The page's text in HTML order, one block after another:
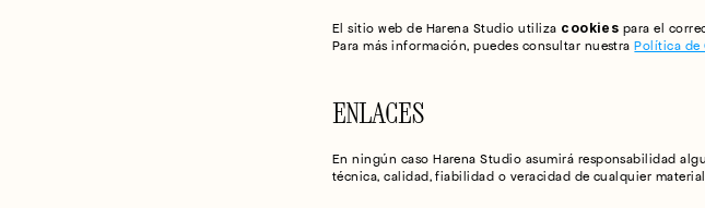
El sitio web de Harena Studio utiliza cookies para el
Para más información, puedes consultar nuestra Política de
ENLACES
En ningún caso Harena Studio asumirá responsabilidad
técnica, calidad, fiabilidad o veracidad de cualquier